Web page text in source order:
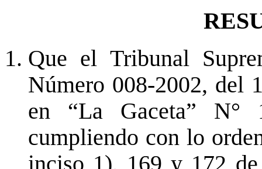
Que el Tribunal
Número 008-2002, del
en “La Gaceta”
cumpliendo con lo
inciso 1), 169 y 172